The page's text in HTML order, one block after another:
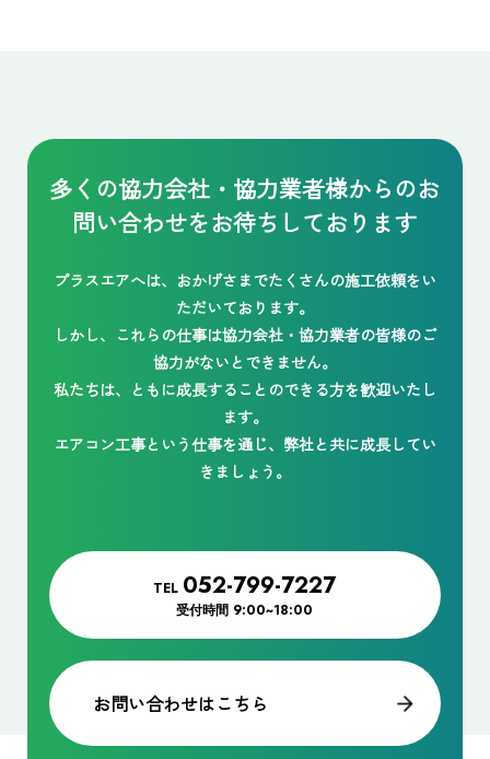
多くの協力会社・協力業者様からのお
問い合わせをお待ちしております
プラスエアへは、おかげさまでたくさんの施工依頼をい
ただいております。
しかし、これらの仕事は協力会社・協力業者の皆様のご
協力がないとできません。
私たちは、ともに成長することのできる方を歓迎いたし
ます。
エアコン工事という仕事を通じ、弊社と共に成長してい
きましょう。
TEL 052-799-7227
受付時間 9:00~18:00
お問い合わせはこちら